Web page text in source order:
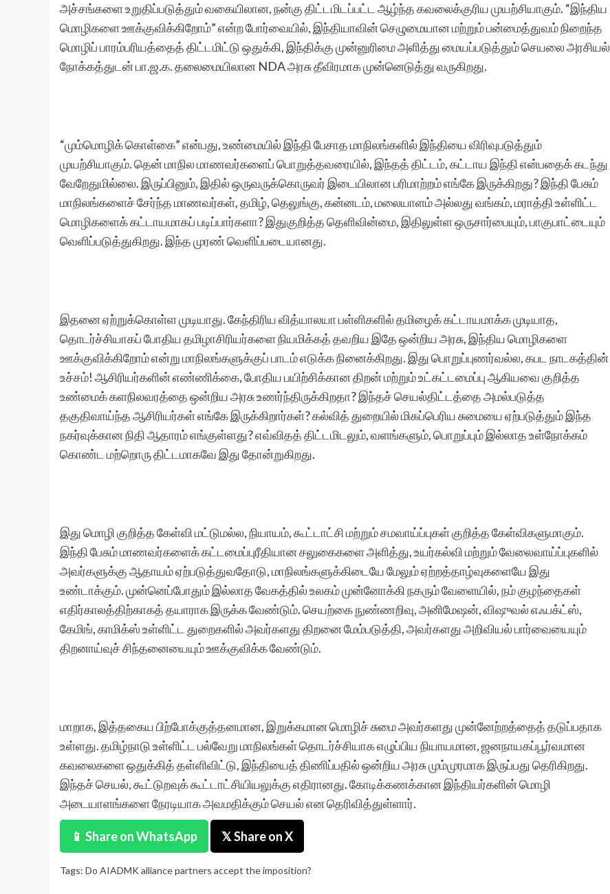
அச்சங்களை உறுதிப்படுத்தும் வகையிலான, நன்கு திட்டமிடப்பட்ட ஆழ்ந்த கவலைக்குரிய முயற்சியாகும். “இந்திய
மொழிகளை ஊக்குவிக்கிறோம்” என்ற போர்வையில், இந்தியாவின் செழுமையான மற்றும் பன்மைத்துவம் நிறைந்த
மொழிப் பாரம்பரியத்தைத் திட்டமிட்டு ஒதுக்கி, இந்திக்கு முன்னுரிமை அளித்து மையப்படுத்தும் செயலை அரசியல்
நோக்கத்துடன் பா.ஜ.க. தலைமையிலான NDA அரசு தீவிரமாக முன்னெடுத்து வருகிறது.
“மும்மொழிக் கொள்கை” என்பது, உண்மையில் இந்தி பேசாத மாநிலங்களில் இந்தியை விரிவுபடுத்தும்
முயற்சியாகும். தென் மாநில மாணவர்களைப் பொறுத்தவரையில், இந்தத் திட்டம், கட்டாய இந்தி என்பதைக் கடந்து
வேறேதுமில்லை. இருப்பினும், இதில் ஒருவருக்கொருவர் இடையிலான பரிமாற்றம் எங்கே இருக்கிறது? இந்தி பேசும்
மாநிலங்களைச் சேர்ந்த மாணவர்கள், தமிழ், தெலுங்கு, கன்னடம், மலையாளம் அல்லது வங்கம், மராத்தி உள்ளிட்ட
மொழிகளைக் கட்டாயமாகப் படிப்பார்களா? இதுகுறித்த தெளிவின்மை, இதிலுள்ள ஒருசார்பையும், பாகுபாட்டையும்
வெளிப்படுத்துகிறது. இந்த முரண் வெளிப்படையானது.
இதனை ஏற்றுக்கொள்ள முடியாது. கேந்திரிய வித்யாலயா பள்ளிகளில் தமிழைக் கட்டாயமாக்க முடியாத,
தொடர்ச்சியாகப் போதிய தமிழாசிரியர்களை நியமிக்கத் தவறிய இதே ஒன்றிய அரசு, இந்திய மொழிகளை
ஊக்குவிக்கிறோம் என்று மாநிலங்களுக்குப் பாடம் எடுக்க நினைக்கிறது. இது பொறுப்புணர்வல்ல, கபட நாடகத்தின்
உச்சம்! ஆசிரியர்களின் எண்ணிக்கை, போதிய பயிற்சிக்கான திறன் மற்றும் உட்கட்டமைப்பு ஆகியவை குறித்த
உண்மைக் களநிலவரத்தை ஒன்றிய அரசு உணர்ந்திருக்கிறதா? இந்தச் செயல்திட்டத்தை அமல்படுத்த
தகுதிவாய்ந்த ஆசிரியர்கள் எங்கே இருக்கிறார்கள்? கல்வித் துறையில் மிகப்பெரிய சுமையை ஏற்படுத்தும் இந்த
நகர்வுக்கான நிதி ஆதாரம் எங்குள்ளது? எவ்விதத் திட்டமிடலும், வளங்களும், பொறுப்பும் இல்லாத உள்நோக்கம்
கொண்ட மற்றொரு திட்டமாகவே இது தோன்றுகிறது.
இது மொழி குறித்த கேள்வி மட்டுமல்ல, நியாயம், கூட்டாட்சி மற்றும் சமவாய்ப்புகள் குறித்த கேள்விகளுமாகும்.
இந்தி பேசும் மாணவர்களைக் கட்டமைப்புரீதியான சலுகைகளை அளித்து, உயர்கல்வி மற்றும் வேலைவாய்ப்புகளில்
அவர்களுக்கு ஆதாயம் ஏற்படுத்துவதோடு, மாநிலங்களுக்கிடையே மேலும் ஏற்றத்தாழ்வுகளையே இது
உண்டாக்கும். முன்னெப்போதும் இல்லாத வேகத்தில் உலகம் முன்னோக்கி நகரும் வேளையில், நம் குழந்தைகள்
எதிர்காலத்திற்காகத் தயாராக இருக்க வேண்டும். செயற்கை நுண்ணறிவு, அனிமேஷன், விஷுவல் எஃபக்ட்ஸ்,
கேமிங், காமிக்ஸ் உள்ளிட்ட துறைகளில் அவர்களது திறனை மேம்படுத்தி, அவர்களது அறிவியல் பார்வையையும்
திறனாய்வுச் சிந்தனையையும் ஊக்குவிக்க வேண்டும்.
மாறாக, இத்தகைய பிற்போக்குத்தனமான, இறுக்கமான மொழிச் சுமை அவர்களது முன்னேற்றத்தைத் தடுப்பதாக
உள்ளது. தமிழ்நாடு உள்ளிட்ட பல்வேறு மாநிலங்கள் தொடர்ச்சியாக எழுப்பிய நியாயமான, ஜனநாயகப்பூர்வமான
கவலைகளை ஒதுக்கித் தள்ளிவிட்டு, இந்தியைத் திணிப்பதில் ஒன்றிய அரசு மும்முரமாக இருப்பது தெரிகிறது.
இந்தச் செயல், கூட்டுறவுக் கூட்டாட்சியியலுக்கு எதிரானது. கோடிக்கணக்கான இந்தியர்களின் மொழி
அடையாளங்களை நேரடியாக அவமதிக்கும் செயல் என தெரிவித்துள்ளார்.
📱 Share on WhatsApp 𝕏 Share on X
Tags: Do AIADMK alliance partners accept the imposition?